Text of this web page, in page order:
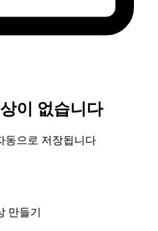
이 없습니다
동으로 저장됩니다
만들기